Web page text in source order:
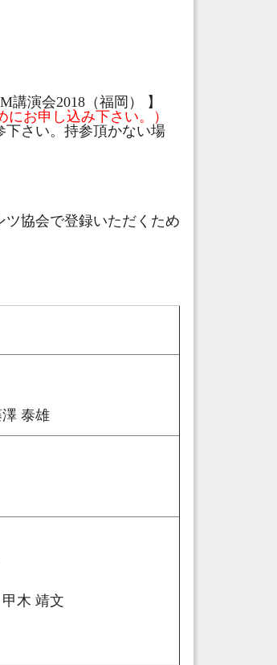
演会2018（福岡） 】
にお申し込み下さい。）
下さい。持参頂かない場
協会で登録いただくため
泰雄
木 靖文